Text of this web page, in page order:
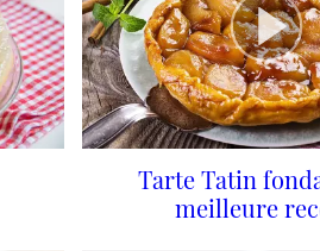
Tarte Tatin
meilleure